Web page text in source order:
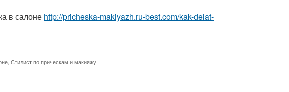
в салоне http://pricheska-makiyazh.ru-best.com/kak-delat-
Стилист по прическам и макияжу